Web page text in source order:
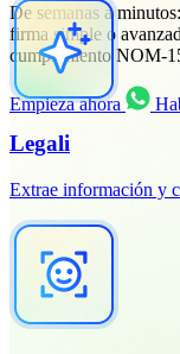
Legali
Extrae información y
De semanas a
firma simple o
cumplimiento NOM-
Empieza ahora